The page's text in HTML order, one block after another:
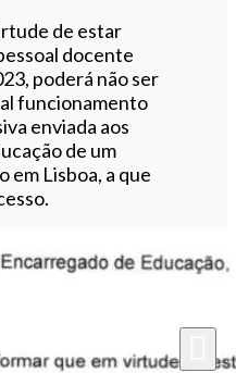
de estar
docente
poderá não ser
funcionamento
enviada aos
de um
em Lisboa, a que